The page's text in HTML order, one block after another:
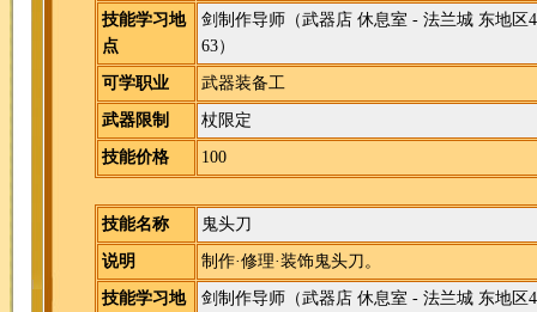
技能学习地
点
剑制作导师 （武器店 休息室 - 法兰城 东地区
63）
可学职业 武器装备工
武器限制 杖限定
技能价格 100
技能名称 鬼头刀
说明 制作·修理·装饰鬼头刀。
技能学习地
剑制作导师 （武器店 休息室 - 法兰城 东地区